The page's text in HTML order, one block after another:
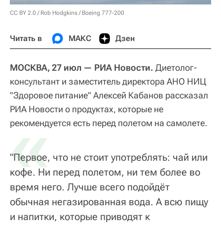
CC BY 2.0 / Rob Hodgkins / Boeing 777-200
Читать в МАКС Дзен
МОСКВА, 27 июл — РИА Новости. Диетолог-
консультант и заместитель директора АНО НИЦ
"Здоровое питание" Алексей Кабанов рассказал
РИА Новости о продуктах, которые не
рекомендуется есть перед полетом на самолете.
«
"Первое, что не стоит употреблять: чай или
кофе. Ни перед полетом, ни тем более во
время него. Лучше всего подойдёт
обычная негазированная вода. А всю пищу
и напитки, которые приводят к